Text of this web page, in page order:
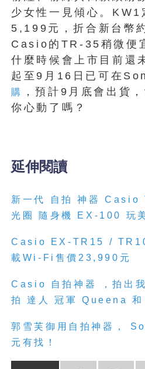
少女性一見傾心。KW1
5,199元，折合新台幣
Casio的TR-35稍微便
什麼時候會上市目前還
起至9月16日已可在
購
，預計9月底會出貨
你心動了嗎？
延伸閱讀
新一代 自拍 神器 Casio
光圈 隨身機 EX-100 玩
Casio EX-TR15 / TR10
載Wi-Fi售價23,990元
Casio 自拍神器 ，拍出
拍 達人 冠軍 Queena
郭雪芙御用自拍神器，
元有找！